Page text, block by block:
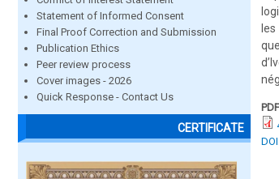
Statement of Informed Consent
Final Proof Correction and Submission
Publication Ethics
Peer review process
Cover images - 2026
Quick Response - Contact Us
CERTIFICATE